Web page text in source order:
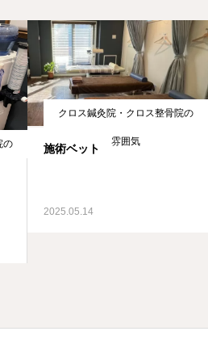
の
クロス鍼灸院・クロス整骨院の
雰囲気
施術ベット
2025.05.14